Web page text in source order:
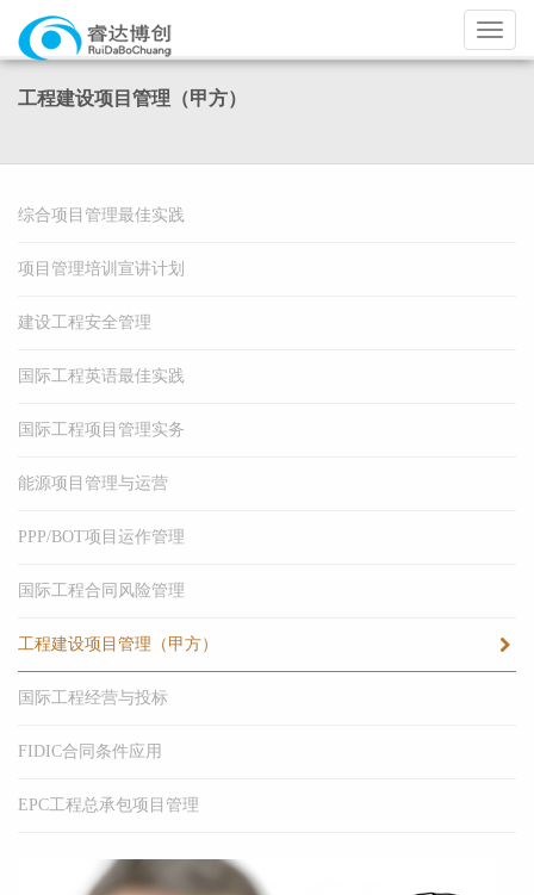
导
航
工程建设项目管理（甲方）
综合项目管理最佳实践
项目管理培训宣讲计划
建设工程安全管理
国际工程英语最佳实践
国际工程项目管理实务
能源项目管理与运营
PPP/BOT项目运作管理
国际工程合同风险管理
工程建设项目管理（甲方）
国际工程经营与投标
FIDIC合同条件应用
EPC工程总承包项目管理